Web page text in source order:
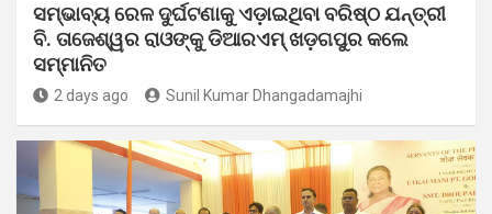
ସମ୍ଭାବ୍ୟ ରେଳ ଦୁର୍ଘଟଣାକୁ ଏଡ଼ାଇଥିବା ବରିଷ୍ଠ ଯନ୍ତ୍ରୀ
ବି. ତାଜେଶ୍ୱର ରାଓଙ୍କୁ ଡିଆରଏମ୍ ଖଡ଼ଗପୁର କଲେ
ସମ୍ମାନିତ
2 days ago Sunil Kumar Dhangadamajhi